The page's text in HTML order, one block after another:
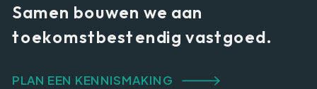
Samen bouwen we aan
toekomstbestendig vastgoed.
PLAN EEN KENNISMAKING